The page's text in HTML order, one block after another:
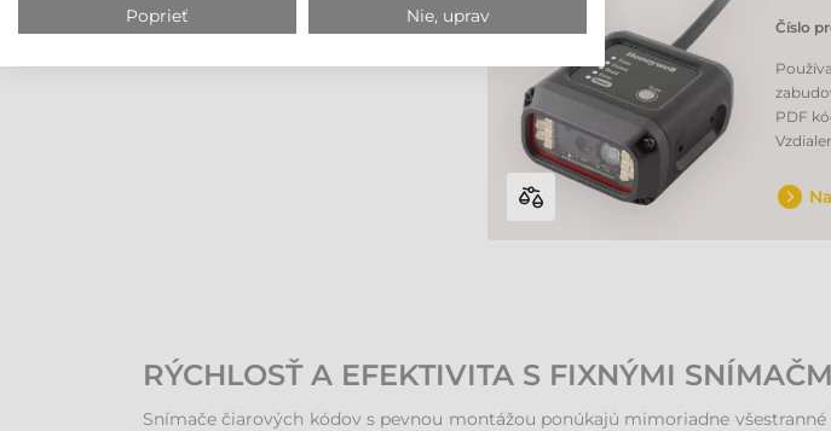
Číslo
PDF
RÝCHLOSŤ A EFEKTIVITA S FIXNÝMI
Snímače čiarových kódov s pevnou montážou ponúkajú mimoriadne
Poprieť Nie, uprav